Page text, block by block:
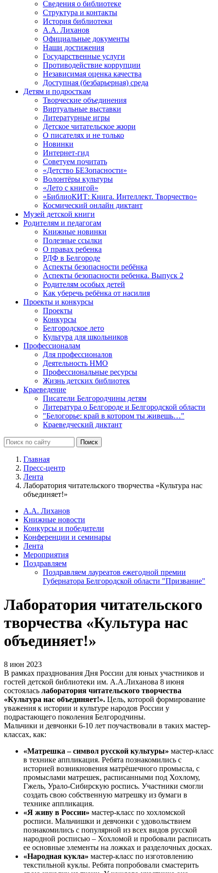
Сведения о библиотеке
Структура и контакты
История библиотеки
А.А. Лиханов
Официальные документы
Наши достижения
Государственные услуги
Противодействие коррупции
Независимая оценка качества
Доступная (безбарьерная) среда
Детям и подросткам
Творческие объединения
Виртуальные выставки
Литературные игры
Детское читательское жюри
О писателях и не только
Новинки
Интернет-гид
Советуем почитать
«Детство БЕЗопасности»
Волонтёры культуры
«Лето с книгой»
«БиблиоКИТ: Книга. Интеллект. Творчество»
Космический онлайн диктант
Музей детской книги
Родителям и педагогам
Книжные новинки
Полезные ссылки
О правах ребенка
РДФ в Белгороде
Аспекты безопасности ребёнка
Аспекты безопасности ребенка. Выпуск 2
Родителям особых детей
Как уберечь ребёнка от насилия
Проекты и конкурсы
Проекты
Конкурсы
Белгородское лето
Культура для школьников
Профессионалам
Для профессионалов
Деятельность НМО
Профессиональные ресурсы
Жизнь детских библиотек
Краеведение
Писатели Белгородчины детям
Литература о Белгороде и Белгородской области
"Белогорье: край в котором ты живешь…"
Краеведческий диктант
Главная
Пресс-центр
Лента
Лаборатория читательского творчества «Культура нас
объединяет!»
А.А. Лиханов
Книжные новости
Конкурсы и победители
Конференции и семинары
Лента
Мероприятия
Поздравляем
Поздравляем лауреатов ежегодной премии
Губернатора Белгородской области "Призвание"
Лаборатория читательского
творчества «Культура нас
объединяет!»
8 июн 2023
В рамках празднования Дня России для юных участников и
гостей детской библиотеки им. А.А.Лиханова 8 июня
состоялась лаборатория читательского творчества
«Культура нас объединяет!». Цель, которой формирование
уважения к истории и культуре народов России у
подрастающего поколения Белгородчины.
Мальчики и девчонки 6-10 лет поучаствовали в таких мастер-
классах, как:
«Матрешка – символ русской культуры» мастер-класс
в технике аппликация. Ребята познакомились с
историей возникновения матрёшечного промысла, c
промыслами матрешек, расписанными под Хохлому,
Гжель, Урало-Сибирскую роспись. Участники смогли
создать свою собственную матрешку из бумаги в
технике аппликация.
«Я живу в России» мастер-класс по хохломской
росписи. Мальчишки и девчонки с удовольствием
познакомились с популярной из всех видов русской
народной росписью – Хохломой и пробовали расписать
ее основные элементы на ложках и разделочных досках.
«Народная кукла» мастер-класс по изготовлению
текстильной куклы. Ребята попробовали смастерить